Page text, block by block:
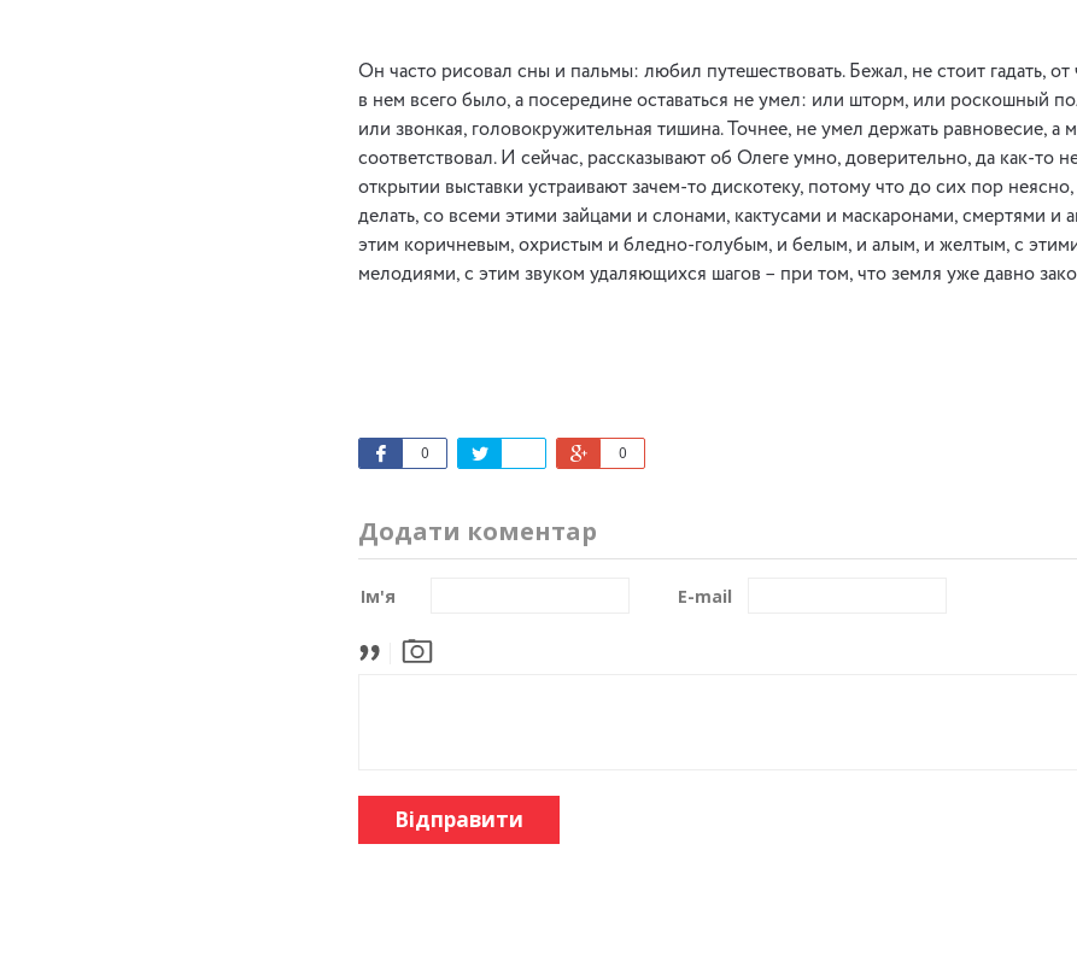
Он часто рисовал сны и пальмы: любил путешествовать. Бежал, не стоит гадать,
в нем всего было, а посередине оставаться не умел: или шторм, или роскошный
или звонкая, головокружительная тишина. Точнее, не умел держать равновесие, а
соответствовал. И сейчас, рассказывают об Олеге умно, доверительно, да как-то
открытии выставки устраивают зачем-то дискотеку, потому что до сих пор
делать, со всеми этими зайцами и слонами, кактусами и маскаронами, смертями и
этим коричневым, охристым и бледно-голубым, и белым, и алым, и желтым, с
мелодиями, с этим звуком удаляющихся шагов – при том, что земля уже давно
0 0
Додати коментар
Ім'я E-mail
Відправити